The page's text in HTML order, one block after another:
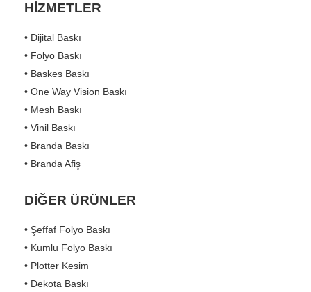
HİZMETLER
• Dijital Baskı
• Folyo Baskı
• Baskes Baskı
• One Way Vision Baskı
• Mesh Baskı
• Vinil Baskı
• Branda Baskı
• Branda Afiş
DİĞER ÜRÜNLER
• Şeffaf Folyo Baskı
• Kumlu Folyo Baskı
• Plotter Kesim
• Dekota Baskı